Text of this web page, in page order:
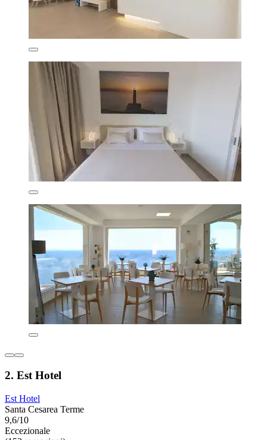
2. Est Hotel
Est Hotel
Santa Cesarea Terme
9,6/10
Eccezionale